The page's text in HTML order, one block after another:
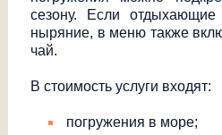
сезону. Если
ныряние, в меню также
чай.
В стоимость услуги входят:
погружения в море;